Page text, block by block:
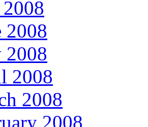
2008
2008
2008
2008
2008